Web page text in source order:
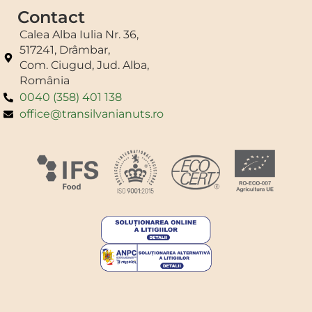
Contact
Calea Alba Iulia Nr. 36,
517241, Drâmbar,
Com. Ciugud, Jud. Alba,
România
0040 (358) 401 138
office@transilvanianuts.ro